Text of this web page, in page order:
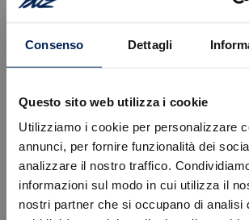
Consenso Dettagli
Questo sito web utilizza i cookie
Utilizziamo i cookie per personalizzare
annunci, per fornire funzionalità dei
analizzare il nostro traffico.
informazioni sul modo in cui utilizza il
nostri partner che si occupano di analisi
VISUALIZZA LA SCHEDA